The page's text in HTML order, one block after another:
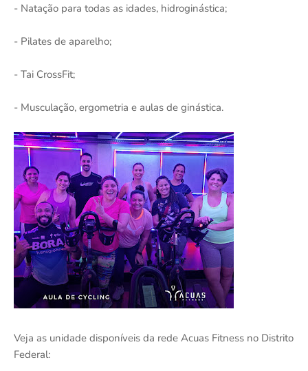
- Natação para todas as idades, hidroginástica;
- Pilates de aparelho;
- Tai CrossFit;
- Musculação, ergometria e aulas de ginástica.
Veja as unidade disponíveis da rede Acuas Fitness no Distrito
Federal: